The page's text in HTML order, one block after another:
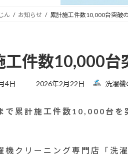
ん お知らせ 累計施工件数10,000台突破
工件数10,000台
4日
最
新
2026年2月22日 洗濯機
で累計施工件数10,000台を
機クリーニング専門店「洗